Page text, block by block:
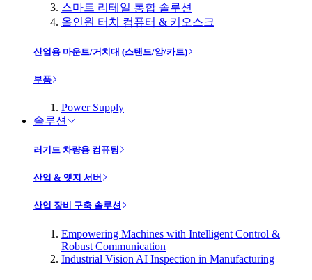
스마트 리테일 통합 솔루션
올인원 터치 컴퓨터 & 키오스크
산업용 마운트/거치대 (스탠드/암/카트)
부품
Power Supply
솔루션
러기드 차량용 컴퓨팅
산업 & 엣지 서버
산업 장비 구축 솔루션
Empowering Machines with Intelligent Control &
Robust Communication
Industrial Vision AI Inspection in Manufacturing